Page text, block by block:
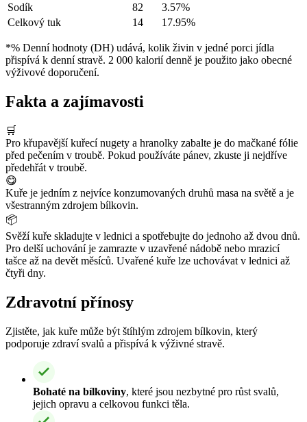
Sodík
82
3.57%
Celkový tuk
14 17.95%
*% Denní hodnoty (DH) udává, kolik živin v jedné porci jídla
přispívá k denní stravě. 2 000 kalorií denně je použito jako obecné
výživové doporučení.
Fakta a zajímavosti
🛒
Pro křupavější kuřecí nugety a hranolky zabalte je do mačkané fólie
před pečením v troubě. Pokud používáte pánev, zkuste ji nejdříve
předehřát v troubě.
😋
Kuře je jedním z nejvíce konzumovaných druhů masa na světě a je
všestranným zdrojem bílkovin.
📦
Svěží kuře skladujte v lednici a spotřebujte do jednoho až dvou dnů.
Pro delší uchování je zamrazte v uzavřené nádobě nebo mrazicí
tašce až na devět měsíců. Uvařené kuře lze uchovávat v lednici až
čtyři dny.
Zdravotní přínosy
Zjistěte, jak kuře může být štíhlým zdrojem bílkovin, který
podporuje zdraví svalů a přispívá k výživné stravě.
Bohaté na bílkoviny, které jsou nezbytné pro růst svalů,
jejich opravu a celkovou funkci těla.